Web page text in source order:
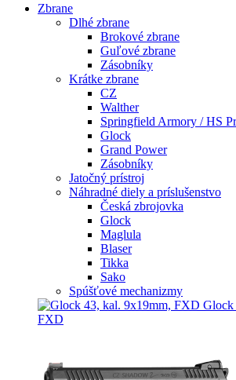
Zbrane
Dlhé zbrane
Brokové zbrane
Guľové zbrane
Zásobníky
Krátke zbrane
CZ
Walther
Springfield Armory / HS
Glock
Grand Power
Zásobníky
Jatočný prístroj
Náhradné diely a príslušenstvo
Česká zbrojovka
Glock
Maglula
Blaser
Tikka
Sako
Spúšťové mechanizmy
Glock
FXD